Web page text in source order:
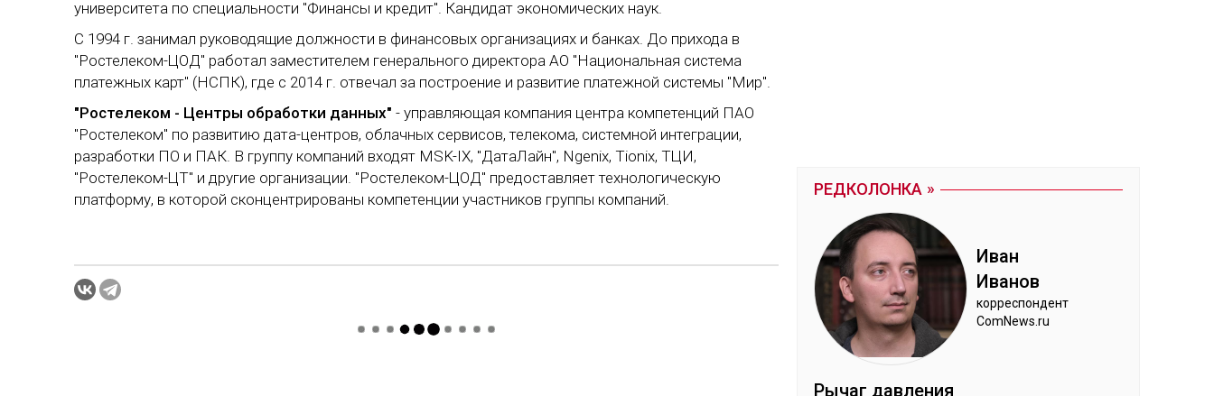
университета по специальности "Финансы и кредит". Кандидат экономических наук.
С 1994 г. занимал руководящие должности в финансовых организациях и банках. До прихода в
"Ростелеком-ЦОД" работал заместителем генерального директора АО "Национальная система
платежных карт" (НСПК), где с 2014 г. отвечал за построение и развитие платежной системы "Мир".
"Ростелеком - Центры обработки данных" - управляющая компания центра компетенций ПАО
"Ростелеком" по развитию дата-центров, облачных сервисов, телекома, системной интеграции,
разработки ПО и ПАК. В группу компаний входят MSK-IX, "ДатаЛайн", Ngenix, Tionix, ТЦИ,
"Ростелеком-ЦТ" и другие организации. "Ростелеком-ЦОД" предоставляет технологическую
платформу, в которой сконцентрированы компетенции участников группы компаний.
РЕДКОЛОНКА
Иван
Ива­нов
кор­рес­пон­дент
ComNews.ru
Ры­чаг дав­ле­ния